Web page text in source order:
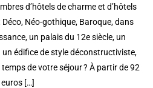
d’hôtels de charme et d’hôtels
Néo-gothique, Baroque, dans
un palais du 12e siècle, un
édifice de style déconstructiviste,
de votre séjour ? À partir de 92
euros […]